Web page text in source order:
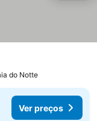
do Notte
Ver preços